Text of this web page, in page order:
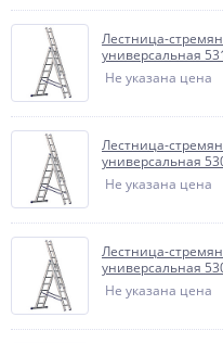
Лестница-
универсальная
Не указана цена
Лестница-
универсальная
Не указана цена
Лестница-
универсальная
Не указана цена